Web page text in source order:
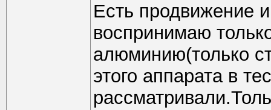
Есть продвижение
воспринимаю
алюминию(только
этого аппарата в